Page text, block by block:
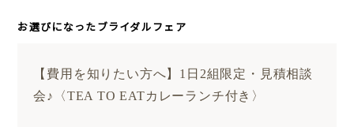
お選びになったブライダルフェア
【費用を知りたい方へ】1日2組限定・見積相談
会♪〈TEA TO EATカレーランチ付き〉